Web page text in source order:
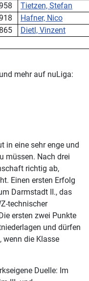
Tietzen, Stefan
Hafner, Nico
Dietl, Vinzent
mehr auf nuLiga:
in eine sehr enge und
müssen. Nach drei
richtig ab,
Einen ersten Erfolg
Darmstadt II., das
technischer
ersten zwei Punkte
und dürfen
wenn die Klasse
Duelle: Im